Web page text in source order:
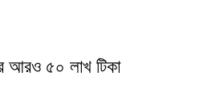
আরও ৫০ লাখ টিকা